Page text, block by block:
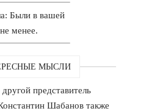
Были в вашей
менее.
МЫСЛИ
представитель
Шабанов также